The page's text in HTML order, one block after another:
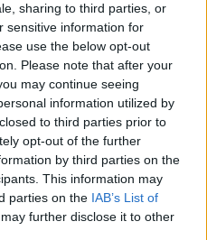
sharing to third parties, or
sensitive information for
use the below opt-out
Please note that after your
may continue seeing
information utilized by
to third parties prior to
opt-out of the further
by third parties on the
This information may
parties on the IAB’s List of
further disclose it to other
τόσο ώστε
Τι μπορώ να
Είναι
εκεί; Δε μπορώ
γιατί αυτή
Στον 11ο
μέχρι να
υπάρχουν
αλλά τα
είναι δύσκολα. Και